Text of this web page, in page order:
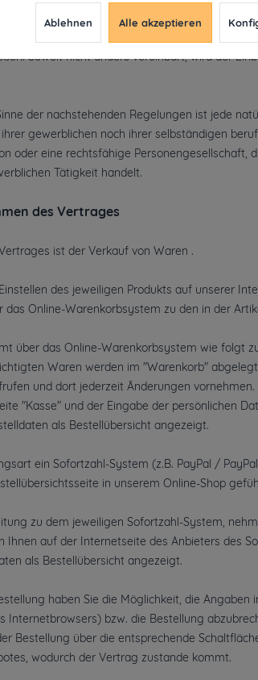
Geschäftsbedingungen gelten für Verträge,
Soweit nicht anders vereinbart, wird der
der nachstehenden Regelungen ist jede
gewerblichen noch ihrer selbständigen
oder eine rechtsfähige
Tätigkeit handelt.
des Vertrages
ist der Verkauf von Waren .
des jeweiligen Produkts auf unserer
das Online-Warenkorbsystem zu den in der
über das Online-Warenkorbsystem wie folgt
Waren werden im "Warenkorb"
und dort jederzeit Änderungen vornehmen.
"Kasse" und der Eingabe der persönlichen
als Bestellübersicht angezeigt.
ein Sofortzahl-System (z.B. PayPal /
in unserem Online-Shop
zu dem jeweiligen Sofortzahl-System,
Ihnen auf der Internetseite des Anbieters des
als Bestellübersicht angezeigt.
haben Sie die Möglichkeit, die
Internetbrowsers) bzw. die Bestellung
Bestellung über die entsprechende
wodurch der Vertrag zustande kommt.
Ablehnen Alle akzeptieren